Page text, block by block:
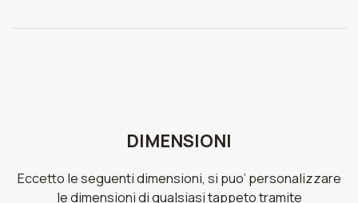
DIMENSIONI
Eccetto le seguenti dimensioni, si puo’ personalizzare
le dimensioni di qualsiasi tappeto tramite